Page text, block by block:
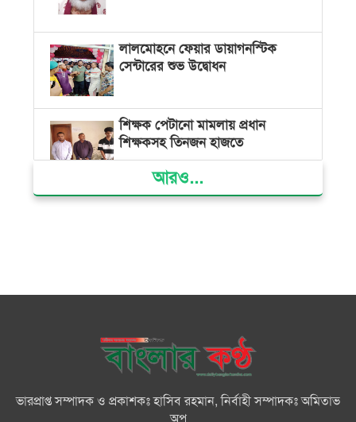
লালমোহনে ফেয়ার ডায়াগনস্টিক
সেন্টারের শুভ উদ্বোধন
শিক্ষক পেটানো মামলায় প্রধান
শিক্ষকসহ তিনজন হাজতে
ভোলায় মিথ্যা অপবাদের বিচার
দ্রব্যমূল্য বৃদ্ধির প্রতিবাদে ভোলায় ১১
ভারত জুলাই শহীদদের অসম্মান
আরও...
ভারপ্রাপ্ত সম্পাদক ও প্রকাশকঃ হাসিব রহমান, নির্বাহী সম্পাদকঃ অমিতাভ
অপু